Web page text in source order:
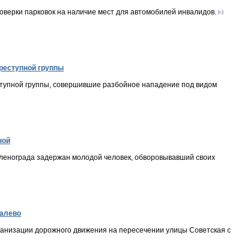
парковок на наличие мест для автомобилей инвалидов.
группы
группы, совершившие разбойное нападение под видом
задержан молодой человек, обворовывавший своих
дорожного движения на пересечении улицы Советская с